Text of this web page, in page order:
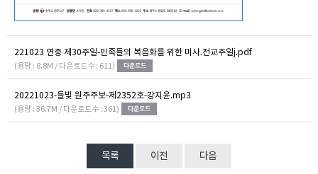
221023 연중 제30주일-민족들의 복음화를 위한 미사.전교주일j.pdf
(용량 : 8.8M / 다운로드수 : 611)
20221023-들빛 원주주보-제2352호-강지윤.mp3
(용량 : 36.7M / 다운로드수 : 361)
목록 이전 다음